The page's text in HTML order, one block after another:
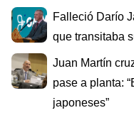
Falleció Darío
que transitaba
Juan Martín
pase a planta:
japoneses”